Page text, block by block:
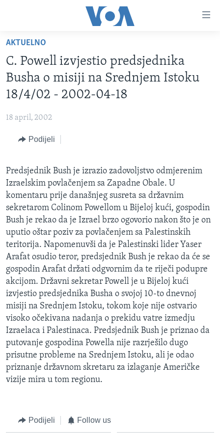
glavni
sadržaj
Pređi
na
glavnu
Idi
pretragu
TV PROGRAM
VIDEO
FOTOGRAFIJE DANA
SJEDINJENE AMERIČKE DRŽAVE
BOSNA I HERCEGOVINA
NAUKA I TEHNOLOGIJA
SPECIJALNI PROJEKTI
SLOBODA MEDIJA
ŽENSKA STRANA
IZBJEGLIČKA STRANA
MAGAZIN
O GLASU AMERIKE
Learning English
PRATITE NAS
Jezici
AKTUELNO
C. Powell izvjestio predsjednika
Busha o misiji na Srednjem Istoku
18/4/02 - 2002-04-18
18 april, 2002
Podijeli
Predsjednik Bush je izrazio zadovoljstvo odmjerenim
Izraelskim povlačenjem sa Zapadne Obale. U
komentaru prije današnjeg susreta sa državnim
sekretarom Colinom Powellom u Bijeloj kući, gospodin
Bush je rekao da je Izrael brzo ogovorio nakon što je on
uputio oštar poziv za povlačenjem sa Palestinskih
teritorija. Napomenuvši da je Palestinski lider Yaser
Arafat osudio teror, predsjednik Bush je rekao da će se
gospodin Arafat držati odgvornim da te riječi podupre
akcijom. Državni sekretar Powell je u Bijeloj kući
izvjestio predsjednika Busha o svojoj 10-to dnevnoj
misiji na Srednjem Istoku, tokom koje nije ostvario
visoko očekivana nadanja o prekidu vatre izmedju
Izraelaca i Palestinaca. Predsjednik Bush je priznao da
putovanje gospodina Powella nije razrješilo dugo
prisutne probleme na Srednjem Istoku, ali je odao
priznanje državnom skretaru za izlaganje Američke
vizije mira u tom regionu.
Podijeli Follow us